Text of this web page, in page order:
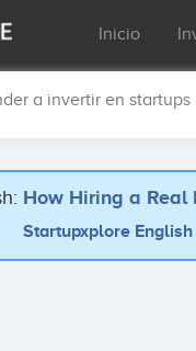
Inicio
a invertir en startups
How Hiring a Real
Startupxplore